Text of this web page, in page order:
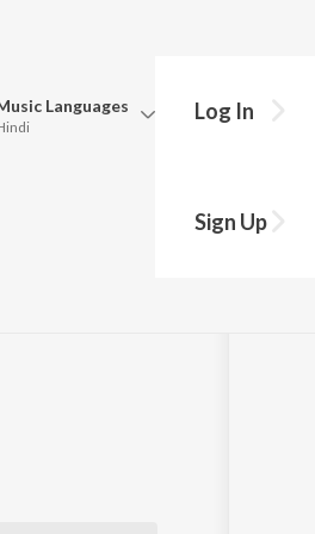
Languages Log In
Sign Up